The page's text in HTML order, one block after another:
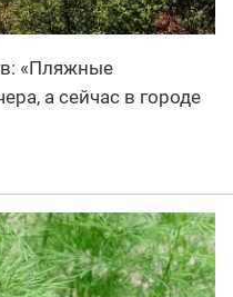
«Пляжные
а сейчас в городе